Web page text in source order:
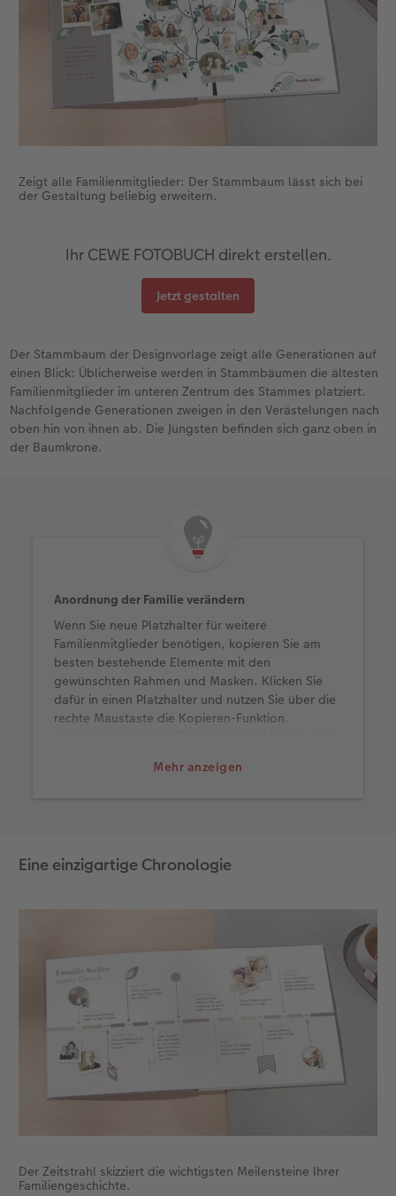
Zeigt alle Familienmitglieder: Der Stammbaum lässt sich bei
der Gestaltung beliebig erweitern.
Ihr CEWE FOTOBUCH direkt erstellen.
Jetzt gestalten
Der Stammbaum der Designvorlage zeigt alle Generationen auf
einen Blick: Üblicherweise werden in Stammbäumen die ältesten
Familienmitglieder im unteren Zentrum des Stammes platziert.
Nachfolgende Generationen zweigen in den Verästelungen nach
oben hin von ihnen ab. Die Jüngsten befinden sich ganz oben in
der Baumkrone.
Mehr anzeigen
Anordnung der Familie verändern
Wenn Sie neue Platzhalter für weitere
Familienmitglieder benötigen, kopieren Sie am
besten bestehende Elemente mit den
gewünschten Rahmen und Masken. Klicken Sie
dafür in einen Platzhalter und nutzen Sie über die
rechte Maustaste die Kopieren-Funktion.
gewünschte Stelle schieben. Genauso können Sie
Cliparts "passend zur Designvorlage Chronik".
Eine einzigartige Chronologie
Der Zeitstrahl skizziert die wichtigsten Meilensteine Ihrer
Familiengeschichte.